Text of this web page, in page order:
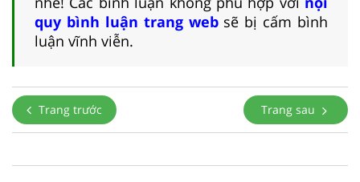
quy bình luận trang websẽ bị cấm bình
luận vĩnh viễn.
Trang trước Trang sau